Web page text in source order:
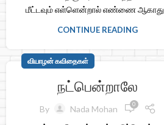
மீட்டவும் எள்ளென்றால் எண்ணை
CONTINUE READING
வியாழன் கவிதைகள்
நட்பென்றாலே
By Nada Mohan 0